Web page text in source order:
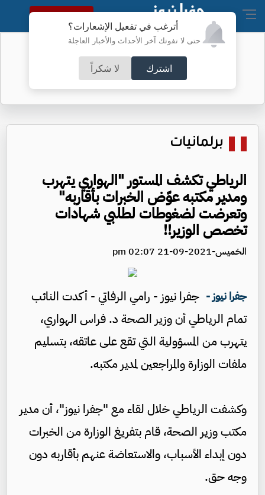
أترغب في تفعيل الإشعارات؟
حتى لا تفوتك آخر الأحداث والأخبار العاجلة
اشترك لا شكراً
النسخة الكاملة
برلمانيات
الرياطي تكشف المستور "الهواري يتهرب
ومدير مكتبه عوّض الخبرات بأقاربه"
وتعرضت لضغوطات لطلبي شهادات
تخصص الوزير!!
الخميس-2021-09-21 02:07 pm
جفرا نيوز - جفرا نيوز - رامي الرفاتي - أكدت النائب
تمام الرياطي أن وزير الصحة د. فراس الهواري،
يتهرب من المسؤولية التي تقع على عاتقه، بتسليم
ملفات الوزارة والمراجعين لمدير مكتبه.
وكشفت الرياطي خلال لقاء مع "جفرا نيوز"، أن مدير
مكتب وزير الصحة، قام بتفريغ الوزارة من الخبرات
دون إبداء الأسباب، والاستعاضة عنهم بأقاربه دون
وجه حق.